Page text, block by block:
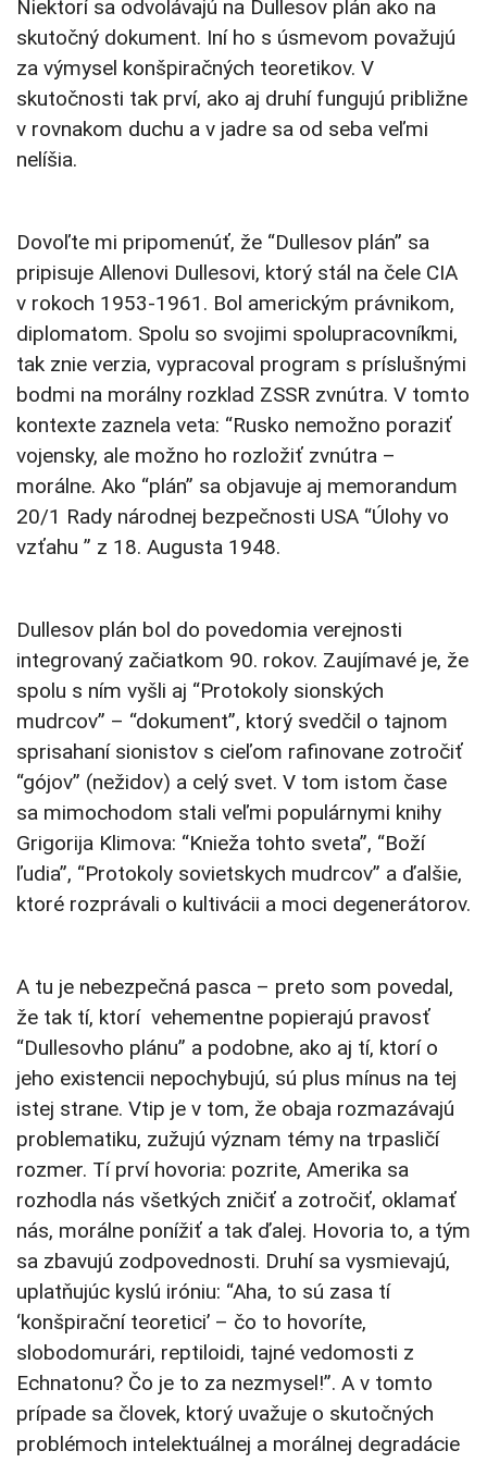
Niektorí sa odvolávajú na Dullesov plán ako na
skutočný dokument. Iní ho s úsmevom považujú
za výmysel konšpiračných teoretikov. V
skutočnosti tak prví, ako aj druhí fungujú približne
v rovnakom duchu a v jadre sa od seba veľmi
nelíšia.
Dovoľte mi pripomenúť, že “Dullesov plán” sa
pripisuje Allenovi Dullesovi, ktorý stál na čele CIA
v rokoch 1953-1961. Bol americkým právnikom,
diplomatom. Spolu so svojimi spolupracovníkmi,
tak znie verzia, vypracoval program s príslušnými
bodmi na morálny rozklad ZSSR zvnútra. V tomto
kontexte zaznela veta: “Rusko nemožno poraziť
vojensky, ale možno ho rozložiť zvnútra –
morálne. Ako “plán” sa objavuje aj memorandum
20/1 Rady národnej bezpečnosti USA “Úlohy vo
vzťahu ” z 18. Augusta 1948.
Dullesov plán bol do povedomia verejnosti
integrovaný začiatkom 90. rokov. Zaujímavé je, že
spolu s ním vyšli aj “Protokoly sionských
mudrcov” – “dokument”, ktorý svedčil o tajnom
sprisahaní sionistov s cieľom rafinovane zotročiť
“gójov” (nežidov) a celý svet. V tom istom čase
sa mimochodom stali veľmi populárnymi knihy
Grigorija Klimova: “Knieža tohto sveta”, “Boží
ľudia”, “Protokoly sovietskych mudrcov” a ďalšie,
ktoré rozprávali o kultivácii a moci degenerátorov.
A tu je nebezpečná pasca – preto som povedal,
že tak tí, ktorí vehementne popierajú pravosť
“Dullesovho plánu” a podobne, ako aj tí, ktorí o
jeho existencii nepochybujú, sú plus mínus na tej
istej strane. Vtip je v tom, že obaja rozmazávajú
problematiku, zužujú význam témy na trpasličí
rozmer. Tí prví hovoria: pozrite, Amerika sa
rozhodla nás všetkých zničiť a zotročiť, oklamať
nás, morálne ponížiť a tak ďalej. Hovoria to, a tým
sa zbavujú zodpovednosti. Druhí sa vysmievajú,
uplatňujúc kyslú iróniu: “Aha, to sú zasa tí
‘konšpirační teoretici’ – čo to hovoríte,
slobodomurári, reptiloidi, tajné vedomosti z
Echnatonu? Čo je to za nezmysel!”. A v tomto
prípade sa človek, ktorý uvažuje o skutočných
problémoch intelektuálnej a morálnej degradácie